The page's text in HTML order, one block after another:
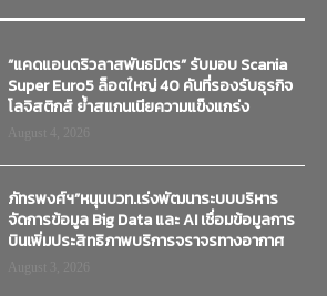
“แคดแอนดริวลาสพันธมิตร” รับมอบ Scania
Super Euro5 ล็อตใหญ่ 40 คันที่รองรับธุรกิจ
โลจิสติกส์ ย้ำสแกนเนียความแข็งแกร่ง
ภัทรพงศ์ฯ”หนุนบวท.เร่งพัฒนาระบบบริหาร
จัดการข้อมูล Big Data และ AI เชื่อมข้อมูลการ
บินเพิ่มประสิทธิภาพบริการจราจรทางอากาศ